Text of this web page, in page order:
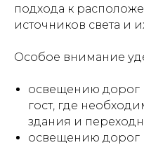
подхода к
источников света и
Особое внимание
освещению дорог
гост, где
здания и
освещению дорог